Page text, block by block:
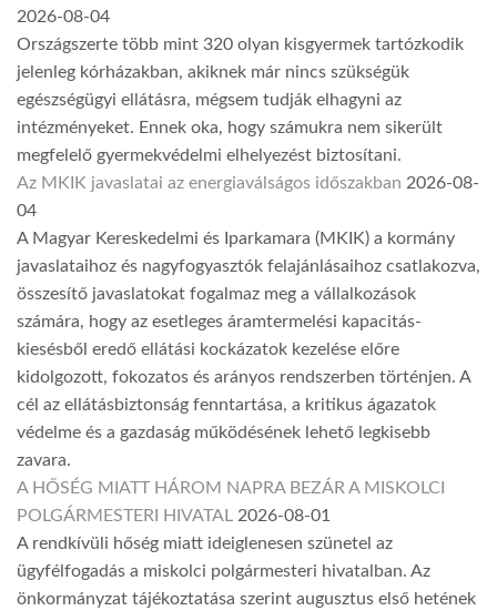
2026-08-04
Országszerte több mint 320 olyan kisgyermek tartózkodik
jelenleg kórházakban, akiknek már nincs szükségük
egészségügyi ellátásra, mégsem tudják elhagyni az
intézményeket. Ennek oka, hogy számukra nem sikerült
megfelelő gyermekvédelmi elhelyezést biztosítani.
Az MKIK javaslatai az energiaválságos időszakban 2026-08-
04
A Magyar Kereskedelmi és Iparkamara (MKIK) a kormány
javaslataihoz és nagyfogyasztók felajánlásaihoz csatlakozva,
összesítő javaslatokat fogalmaz meg a vállalkozások
számára, hogy az esetleges áramtermelési kapacitás-
kiesésből eredő ellátási kockázatok kezelése előre
kidolgozott, fokozatos és arányos rendszerben történjen. A
cél az ellátásbiztonság fenntartása, a kritikus ágazatok
védelme és a gazdaság működésének lehető legkisebb
zavara.
A HŐSÉG MIATT HÁROM NAPRA BEZÁR A MISKOLCI
POLGÁRMESTERI HIVATAL 2026-08-01
A rendkívüli hőség miatt ideiglenesen szünetel az
ügyfélfogadás a miskolci polgármesteri hivatalban. Az
önkormányzat tájékoztatása szerint augusztus első hetének